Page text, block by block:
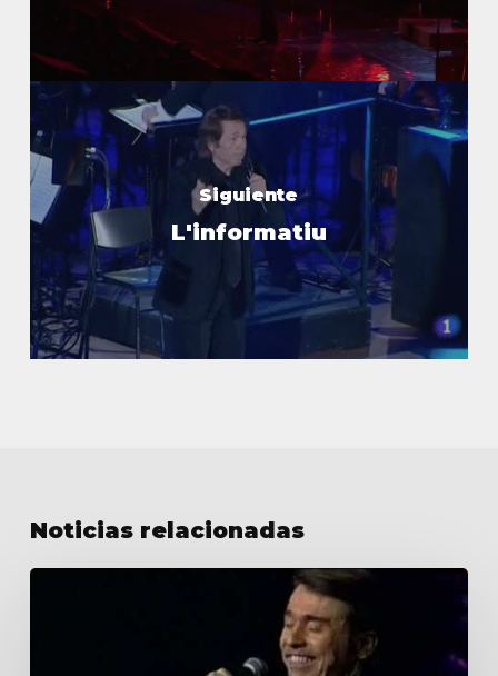
Siguiente
L'informatiu
Noticias relacionadas
Espejo